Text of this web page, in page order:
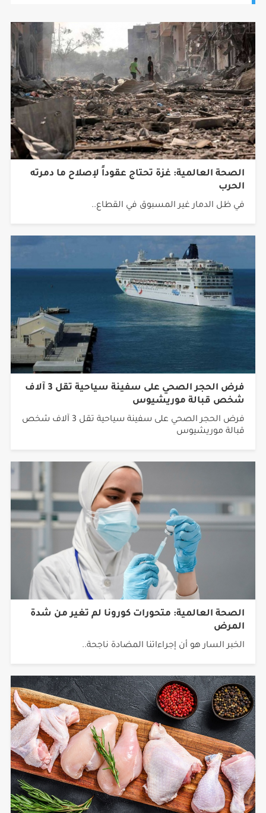
الصحة العالمية: غزة تحتاج عقوداً لإصلاح ما دمرته
الحرب
في ظل الدمار غير المسبوق في القطاع..
فرض الحجر الصحي على سفينة سياحية تقل 3 آلاف
شخص قبالة موريشيوس
فرض الحجر الصحي على سفينة سياحية تقل 3 آلاف شخص
قبالة موريشيوس
الصحة العالمية: متحورات كورونا لم تغير من شدة
المرض
الخبر السار هو أن إجراءاتنا المضادة ناجحة..